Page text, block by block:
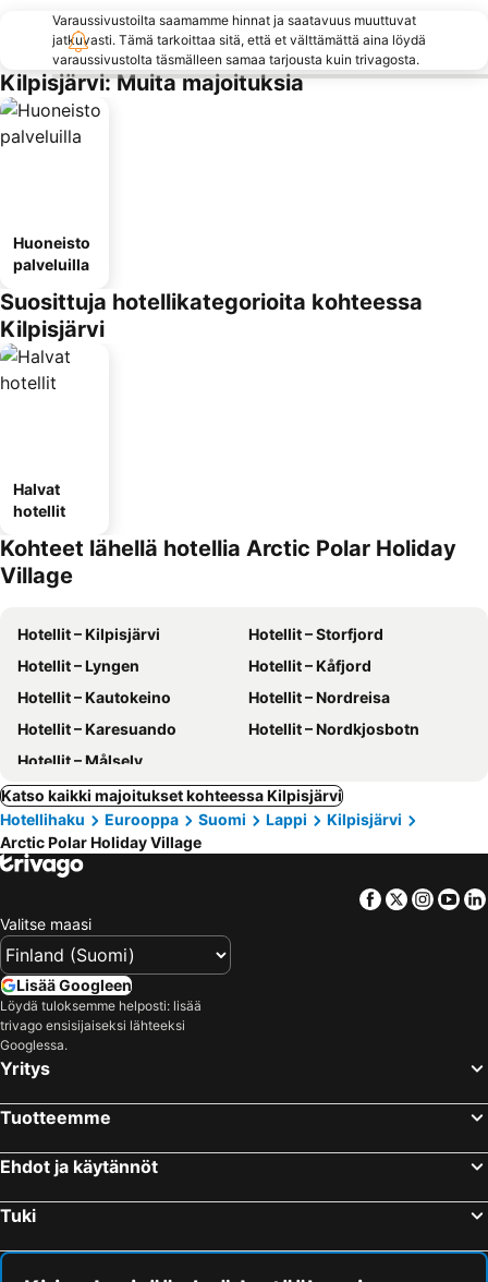
Varaussivustoilta saamamme hinnat ja saatavuus muuttuvat
jatkuvasti. Tämä tarkoittaa sitä, että et välttämättä aina löydä
varaussivustolta täsmälleen samaa tarjousta kuin trivagosta.
Kilpisjärvi: Muita majoituksia
Huoneisto
palveluilla
Suosittuja hotellikategorioita kohteessa
Kilpisjärvi
Halvat
hotellit
Kohteet lähellä hotellia Arctic Polar Holiday
Village
Hotellit – Kilpisjärvi
Hotellit – Storfjord
Hotellit – Lyngen
Hotellit – Kåfjord
Hotellit – Kautokeino
Hotellit – Nordreisa
Hotellit – Karesuando
Hotellit – Nordkjosbotn
Hotellit – Målselv
Katso kaikki majoitukset kohteessa Kilpisjärvi
Hotellihaku
Eurooppa Suomi Lappi
Kilpisjärvi
Arctic Polar Holiday Village
Facebook
Twitter
Valitse maasi
Lisää Googleen
Löydä tuloksemme helposti: lisää
trivago ensisijaiseksi lähteeksi
Googlessa.
Yritys
Tuotteemme
Ehdot ja käytännöt
Tuki